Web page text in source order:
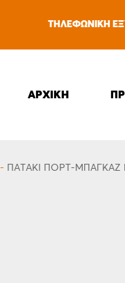
ΤΗΛΕΦΩΝΙΚΗ
ΑΡΧΙΚΗ
ΠΑΤΆΚΙ ΠΟΡΤ-ΜΠΑΓΚΑΖ